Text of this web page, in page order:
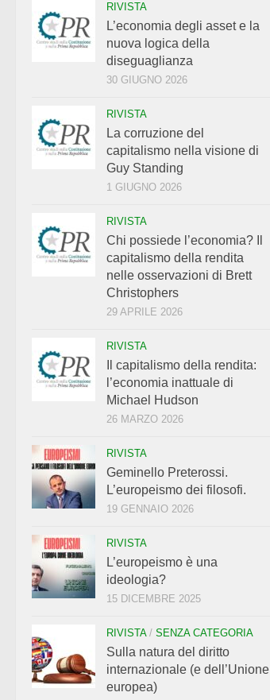
RIVISTA
L’economia degli asset e la
nuova logica della
diseguaglianza
30 GIUGNO 2026
RIVISTA
La corruzione del
capitalismo nella visione di
Guy Standing
1 GIUGNO 2026
RIVISTA
Chi possiede l’economia? Il
capitalismo della rendita
nelle osservazioni di Brett
Christophers
29 APRILE 2026
RIVISTA
Il capitalismo della rendita:
l’economia inattuale di
Michael Hudson
26 MARZO 2026
RIVISTA
Geminello Preterossi.
L’europeismo dei filosofi.
19 GENNAIO 2026
RIVISTA
L’europeismo è una
ideologia?
15 DICEMBRE 2025
RIVISTA/ SENZA CATEGORIA
Sulla natura del diritto
internazionale (e dell’Unione
europea)